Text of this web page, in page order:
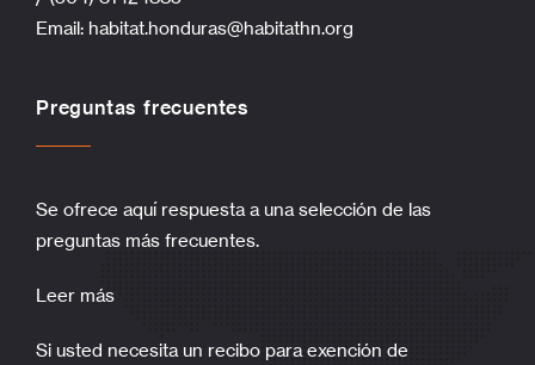
Email: habitat.honduras@habitathn.org
Preguntas frecuentes
Se ofrece aquí respuesta a una selección de las
preguntas más frecuentes.
Leer más
Si usted necesita un recibo para exención de